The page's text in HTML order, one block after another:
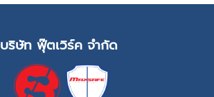
บริษัท ฟุ๊ตเวิร์ค จำกัด